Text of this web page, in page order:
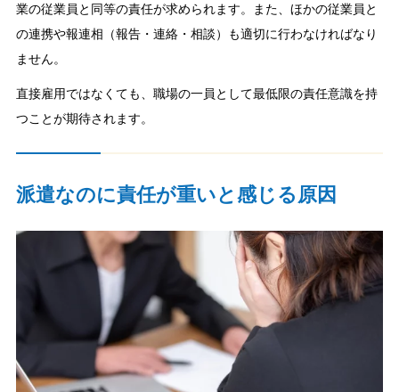
業の従業員と同等の責任が求められます。また、ほかの従業員と
の連携や報連相（報告・連絡・相談）も適切に行わなければなり
ません。
直接雇用ではなくても、職場の一員として最低限の責任意識を持
つことが期待されます。
派遣なのに責任が重いと感じる原因